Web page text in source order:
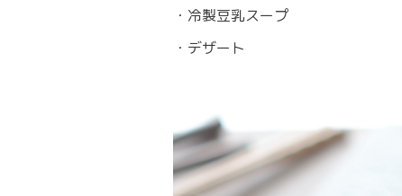
・冷製豆乳スープ
・デザート